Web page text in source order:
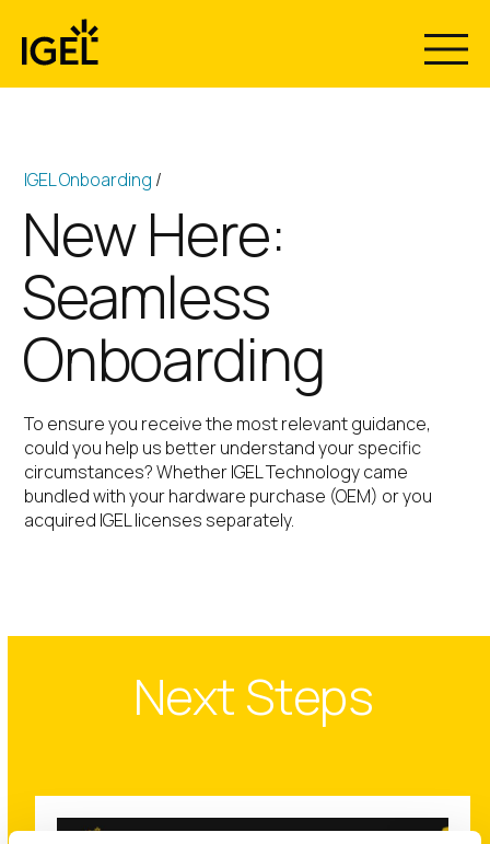
content
IGEL Onboarding /
New Here:
Seamless
Onboarding
To ensure you receive the most relevant guidance,
could you help us better understand your specific
circumstances? Whether IGEL Technology came
bundled with your hardware purchase (OEM) or you
acquired IGEL licenses separately.
Next Steps